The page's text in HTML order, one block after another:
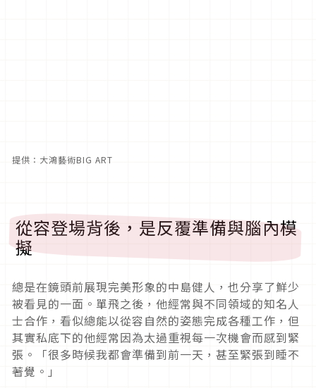
提供：大鴻藝術BIG ART
從容登場背後，是反覆準備與腦內模
擬
總是在鏡頭前展現完美形象的中島健人，也分享了鮮少
被看見的一面。單飛之後，他經常與不同領域的知名人
士合作，看似總能以從容自然的姿態完成各種工作，但
其實私底下的他經常因為太過重視每一次機會而感到緊
張。「很多時候我都會準備到前一天，甚至緊張到睡不
著覺。」